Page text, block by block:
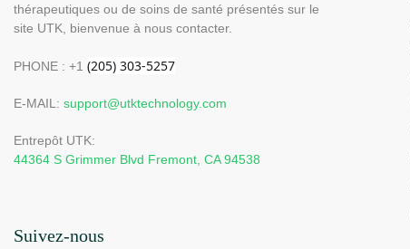
thérapeutiques ou de soins de santé présentés sur le
site UTK, bienvenue à nous contacter.
PHONE : +1
E-MAIL: support@utktechnology.com
Entrepôt UTK:
44364 S Grimmer Blvd Fremont, CA 94538
Suivez-nous